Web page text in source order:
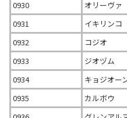
0930
オリーヴァ
0931
イキリンコ
0932
コジオ
0933
ジオヅム
0934
キョジオー
0935
カルボウ